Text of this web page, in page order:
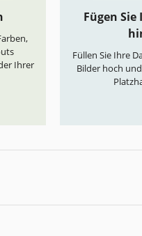
Ihrer
Fügen
Füllen Sie Ihre
Bilder hoch